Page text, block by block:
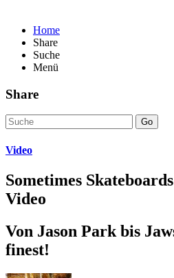
Home
Share
Suche
Menü
Share
Go
Video
Sometimes
Video
Von Jason Park bis
finest!